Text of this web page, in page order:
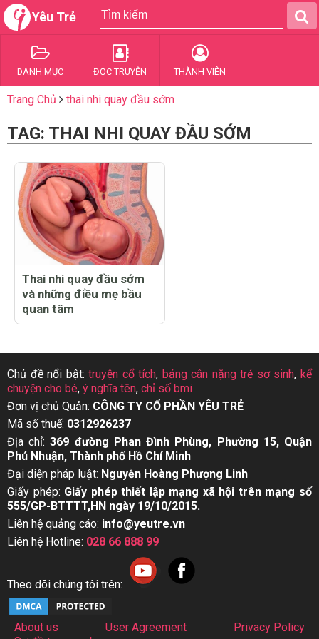
Yêu Trẻ
DANH MỤC ĐỌC TRUYỆN THÀNH VIÊN
Trang Chủ thai nhi quay đầu sớm
TAG: THAI NHI QUAY ĐẦU SỚM
Thai nhi quay đầu sớm
và những điều mẹ bầu
quan tâm
Chủ đề nổi bật:truyện cổ tích, bảng cân nặng trẻ sơ sinh,kể
chuyện cho bé, ý nghĩa tên, chỉ số bmi
Đơn vị chủ Quản: CÔNG TY CỔ PHẦN YÊU TRẺ
Mã số thuế: 0312926237
Địa chỉ:369 đường Phan Đình Phùng, Phường 15, Quận
Phú Nhuận, Thành phố Hồ Chí Minh
Đại diện pháp luật: Nguyễn Hoàng Phượng Linh
Giấy phép: Giấy phép thiết lập mạng xã hội trên mạng số
555/GP-BTTTT,HN ngày 19/10/2015.
Liên hệ quảng cáo: info@yeutre.vn
Liên hệ Hotline: 028 66 888 99
Theo dõi chúng tôi trên:
About us User Agreement
Privacy Policy